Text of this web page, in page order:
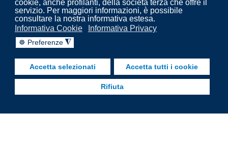
cookie, anche profilanti, della società terza che offre il
servizio. Per maggiori informazioni, è possibile
consultare la nostra informativa estesa.
Informativa Cookie
Informativa Privacy
☸ Preferenze ◮
Accetta selezionati Accetta tutti i cookie
Rifiuta